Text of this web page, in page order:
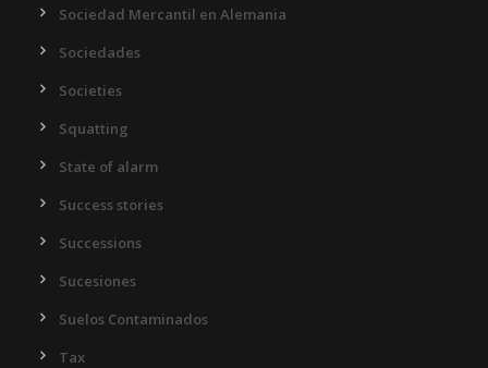
Sociedad Mercantil en Alemania
Sociedades
Societies
Squatting
State of alarm
Success stories
Successions
Sucesiones
Suelos Contaminados
Tax